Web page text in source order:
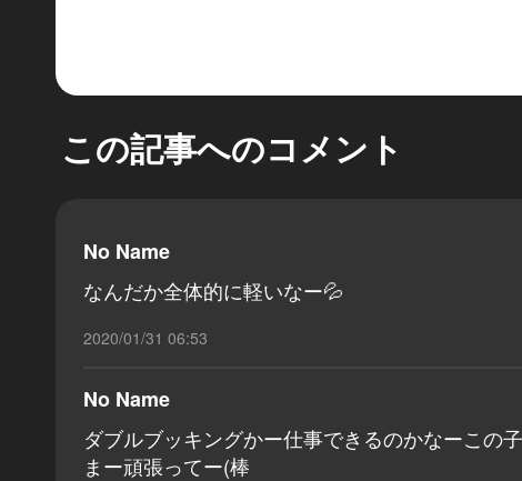
この記事へのコメント
No Name
なんだか全体的に軽いなー💦
2020/01/31 06:53
No Name
ダブルブッキングかー仕事できるのかなーこの
まー頑張ってー(棒